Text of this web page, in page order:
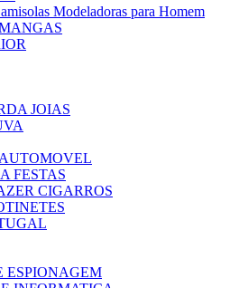
Modeladoras para Homem
JOIAS
FESTAS
CIGARROS